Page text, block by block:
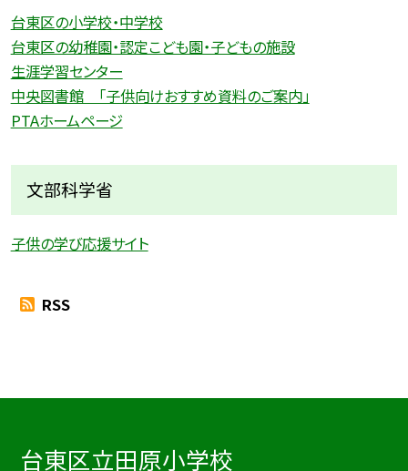
台東区の小学校・中学校
台東区の幼稚園・認定こども園・子どもの施設
生涯学習センター
中央図書館 「子供向けおすすめ資料のご案内」
PTAホームページ
文部科学省
子供の学び応援サイト
RSS
台東区立田原小学校